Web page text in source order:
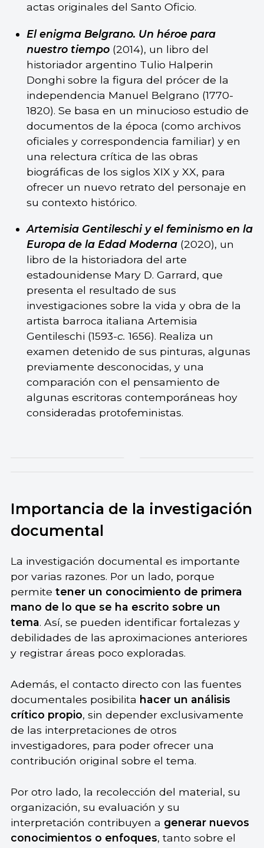
actas originales del Santo Oficio.
El enigma Belgrano. Un héroe para
nuestro tiempo(2014), un libro del
historiador argentino Tulio Halperin
Donghi sobre la figura del prócer de la
independencia Manuel Belgrano (1770-
1820). Se basa en un minucioso estudio de
documentos de la época (como archivos
oficiales y correspondencia familiar) y en
una relectura crítica de las obras
biográficas de los siglos XIX y XX, para
ofrecer un nuevo retrato del personaje en
su contexto histórico.
Artemisia Gentileschi y el feminismo en la
Europa de la Edad Moderna(2020), un
libro de la historiadora del arte
estadounidense Mary D. Garrard, que
presenta el resultado de sus
investigaciones sobre la vida y obra de la
artista barroca italiana Artemisia
Gentileschi (1593-c. 1656). Realiza un
examen detenido de sus pinturas, algunas
previamente desconocidas, y una
comparación con el pensamiento de
algunas escritoras contemporáneas hoy
consideradas protofeministas.
Importancia de la investigación
documental
La investigación documental es importante
por varias razones. Por un lado, porque
permite tener un conocimiento de primera
mano de lo que se ha escrito sobre un
tema. Así, se pueden identificar fortalezas y
debilidades de las aproximaciones anteriores
y registrar áreas poco exploradas.
Además, el contacto directo con las fuentes
documentales posibilita hacer un análisis
crítico propio, sin depender exclusivamente
de las interpretaciones de otros
investigadores, para poder ofrecer una
contribución original sobre el tema.
Por otro lado, la recolección del material, su
organización, su evaluación y su
interpretación contribuyen a generar nuevos
conocimientos o enfoques, tanto sobre el